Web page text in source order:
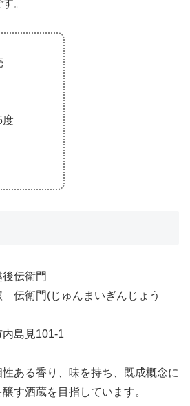
。
度
後伝衛門
伝衛門(じゅんまいぎんじょう
内島見101-1
性ある香り、味を持ち、既成概念に
す酒蔵を目指しています。